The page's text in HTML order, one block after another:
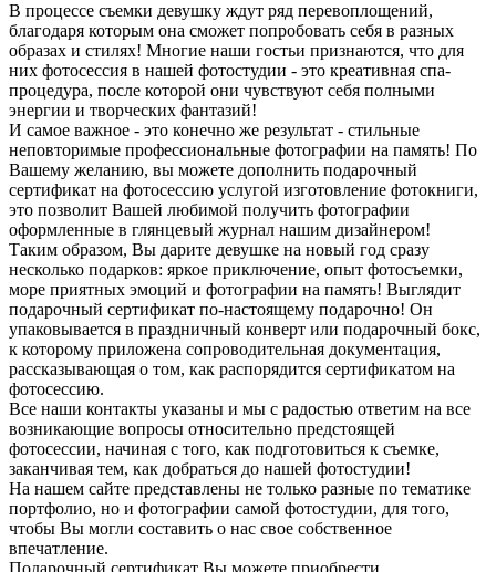
В процессе съемки девушку ждут ряд перевоплощений,
благодаря которым она сможет попробовать себя в разных
образах и стилях! Многие наши гостьи признаются, что для
них фотосессия в нашей фотостудии - это креативная спа-
процедура, после которой они чувствуют себя полными
энергии и творческих фантазий!
И самое важное - это конечно же результат - стильные
неповторимые профессиональные фотографии на память! По
Вашему желанию, вы можете дополнить подарочный
сертификат на фотосессию услугой изготовление фотокниги,
это позволит Вашей любимой получить фотографии
оформленные в глянцевый журнал нашим дизайнером!
Таким образом, Вы дарите девушке на новый год сразу
несколько подарков: яркое приключение, опыт фотосъемки,
море приятных эмоций и фотографии на память! Выглядит
подарочный сертификат по-настоящему подарочно! Он
упаковывается в праздничный конверт или подарочный бокс,
к которому приложена сопроводительная документация,
рассказывающая о том, как распорядится сертификатом на
фотосессию.
Все наши контакты указаны и мы с радостью ответим на все
возникающие вопросы относительно предстоящей
фотосессии, начиная с того, как подготовиться к съемке,
заканчивая тем, как добраться до нашей фотостудии!
На нашем сайте представлены не только разные по тематике
портфолио, но и фотографии самой фотостудии, для того,
чтобы Вы могли составить о нас свое собственное
впечатление.